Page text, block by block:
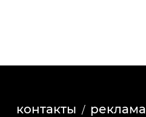
контакты реклама